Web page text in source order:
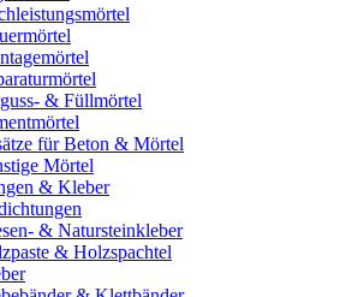
& Füllmörtel
für Beton & Mörtel
Mörtel
& Kleber
& Natursteinkleber
& Holzspachtel